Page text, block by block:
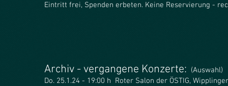
Eintritt frei, Spenden erbeten. Keine Reservierung -
Archiv - vergangene Konzerte: (Auswahl)
Do. 25.1.24 - 19:00 h Roter Salon der ÖSTIG,